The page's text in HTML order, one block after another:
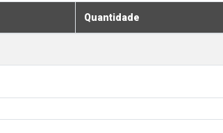
Quantidade